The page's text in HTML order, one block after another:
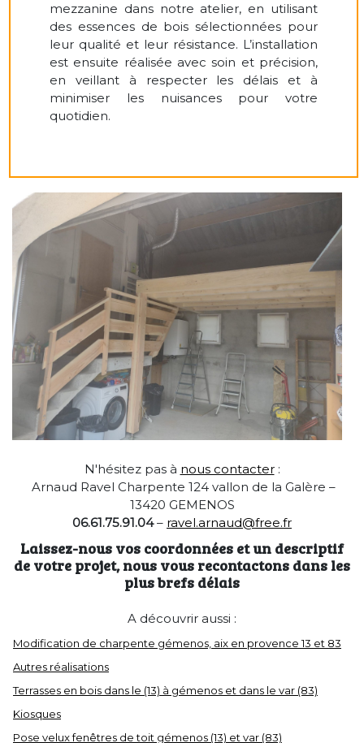
mezzanine dans notre atelier, en utilisant
des essences de bois sélectionnées pour
leur qualité et leur résistance. L’installation
est ensuite réalisée avec soin et précision,
en veillant à respecter les délais et à
minimiser les nuisances pour votre
quotidien.
N'hésitez pas à nous contacter:
Arnaud Ravel Charpente 124 vallon de la Galère –
13420 GEMENOS
06.61.75.91.04– ravel.arnaud@free.fr
Laissez-nous vos coordonnées et un descriptif
de votre projet, nous vous recontactons dans les
plus brefs délais
A découvrir aussi :
Modification de charpente gémenos, aix en provence 13 et 83
Autres réalisations
Terrasses en bois dans le (13) à gémenos et dans le var (83)
Kiosques
Pose velux fenêtres de toit gémenos (13) et var (83)